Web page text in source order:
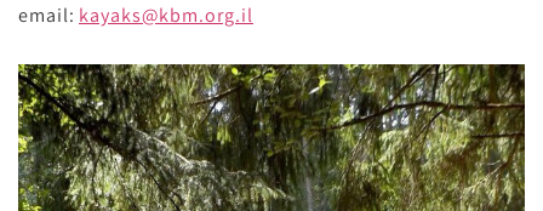
email: kayaks@kbm.org.il